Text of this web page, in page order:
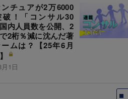
チュアが2万6000
破！「コンサル30
内人員数を公開、2
2桁％減に沈んだ著
ムは？【25年6月
1日